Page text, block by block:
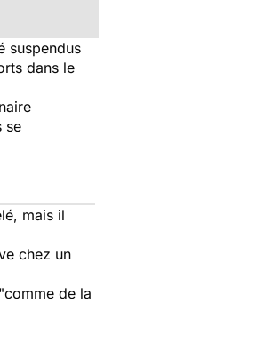
suspendus
dans le
se
mais il
chez un
de la